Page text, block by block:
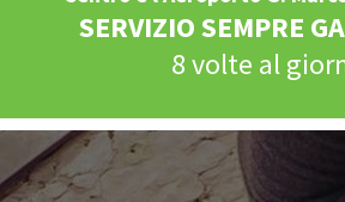
SERVIZIO SEMPRE
8 volte al